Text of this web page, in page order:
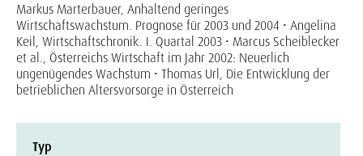
Markus Marterbauer, Anhaltend geringes
Wirtschaftswachstum. Prognose für 2003 und 2004 • Angelina
Keil, Wirtschaftschronik. I. Quartal 2003 • Marcus Scheiblecker
et al., Österreichs Wirtschaft im Jahr 2002: Neuerlich
ungenügendes Wachstum • Thomas Url, Die Entwicklung der
betrieblichen Altersvorsorge in Österreich
Typ